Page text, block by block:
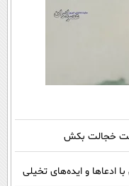
خجالت بکش
ادعاها و ایده‌های تخیلی